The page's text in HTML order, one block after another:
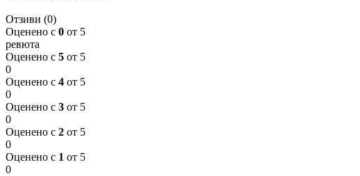
Отзиви (0)
Оценено с 0 от 5
ревюта
Оценено с 5 от 5
0
Оценено с 4 от 5
0
Оценено с 3 от 5
0
Оценено с 2 от 5
0
Оценено с 1 от 5
0